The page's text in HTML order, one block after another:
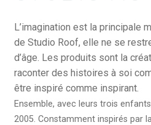
L’imagination est la principale
de Studio Roof, elle ne se
d’âge. Les produits sont la
raconter des histoires à soi
être inspiré comme inspirant.
Ensemble, avec leurs trois
2005. Constamment inspirés par